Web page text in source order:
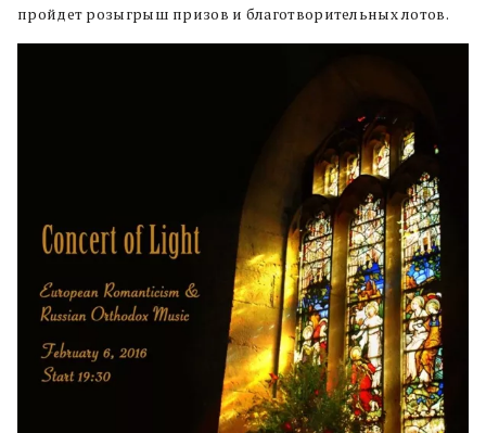
пройдет розыгрыш призов и благотворительных лотов.